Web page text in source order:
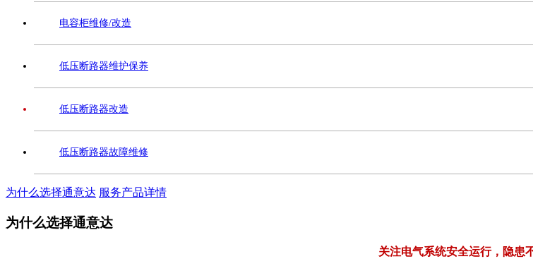
电容柜维修/改造
低压断路器维护保养
低压断路器改造
低压断路器故障维修
为什么选择通意达 服务产品详情
为什么选择通意达
关注电气系统安全运行，隐患